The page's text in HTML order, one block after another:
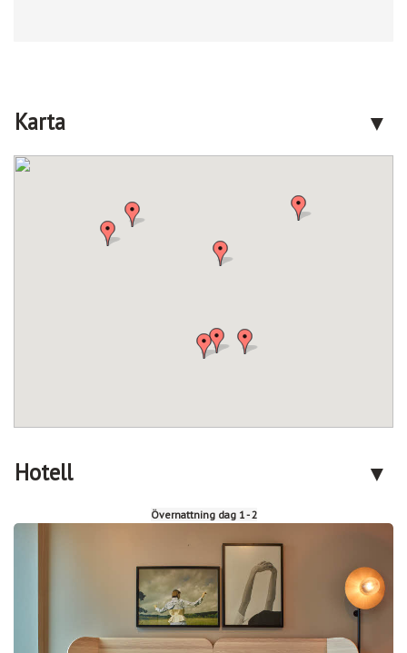
Karta
Hotell
Övernattning dag 1 - 2